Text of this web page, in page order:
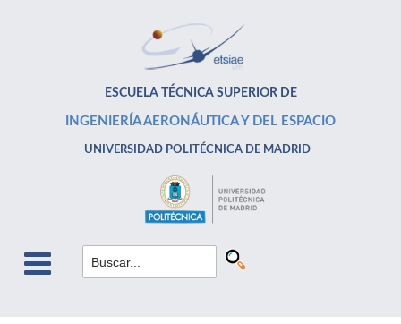
ESCUELA TÉCNICA SUPERIOR DE
INGENIERÍA AERONÁUTICA Y DEL ESPACIO
UNIVERSIDAD POLITÉCNICA DE MADRID